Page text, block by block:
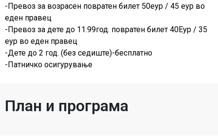
-Превоз за возрасен повратен билет 50еур / 45 еур во
еден правец
-Превоз за дете до 11.99год. повратен билет 40Еур / 35
еур во еден правец
-Дете до 2 год. (без седиште)-бесплатно
-Патничко осигурување
План и програма